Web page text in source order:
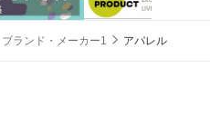
ブランド・メーカー1 アパレル